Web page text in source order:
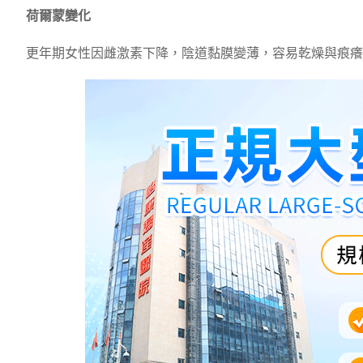
荷爾蒙變化
更年期女性因雌激素下降，陰道黏膜變薄，容易乾燥與痕